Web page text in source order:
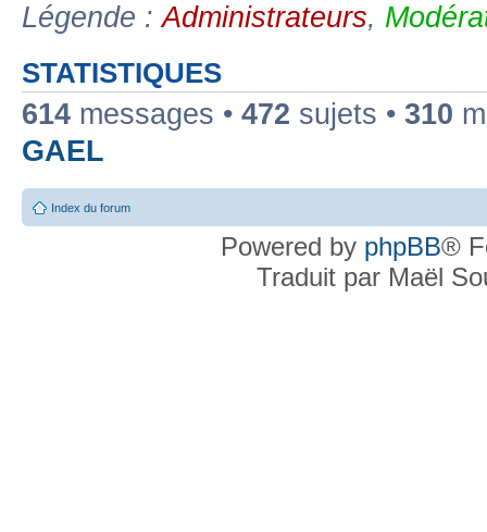
Légende :Administrateurs,
STATISTIQUES
614 messages • 472 sujets • 310
GAEL
Index du forum
Powered by phpBB®
Traduit par Maël